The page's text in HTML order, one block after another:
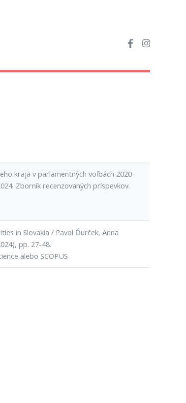
kraja v parlamentných voľbách 2020-
Zborník recenzovaných príspevkov.
in Slovakia / Pavol Ďurček, Anna
pp. 27-48.
alebo SCOPUS